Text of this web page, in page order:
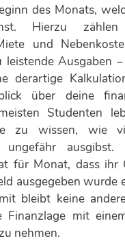
des Monats,
Hierzu zählen
und
leistende Ausgaben
derartige
über deine
Studenten
zu wissen, wie
ungefähr ausgibst.
für Monat, dass ihr
ausgegeben wurde
bleibt keine
Finanzlage mit
nehmen.